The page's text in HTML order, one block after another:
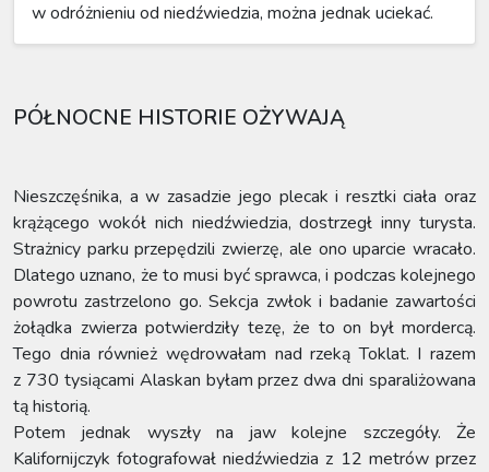
w odróżnieniu od niedźwiedzia, można jednak uciekać.
PÓŁNOCNE HISTORIE OŻYWAJĄ
Nieszczęśnika, a w zasadzie jego plecak i resztki ciała oraz
krążącego wokół nich niedźwiedzia, dostrzegł inny turysta.
Strażnicy parku przepędzili zwierzę, ale ono uparcie wracało.
Dlatego uznano, że to musi być sprawca, i podczas kolejnego
powrotu zastrzelono go. Sekcja zwłok i badanie zawartości
żołądka zwierza potwierdziły tezę, że to on był mordercą.
Tego dnia również wędrowałam nad rzeką Toklat. I razem
z 730 tysiącami Alaskan byłam przez dwa dni sparaliżowana
tą historią.
Potem jednak wyszły na jaw kolejne szczegóły. Że
Kalifornijczyk fotografował niedźwiedzia z 12 metrów przez